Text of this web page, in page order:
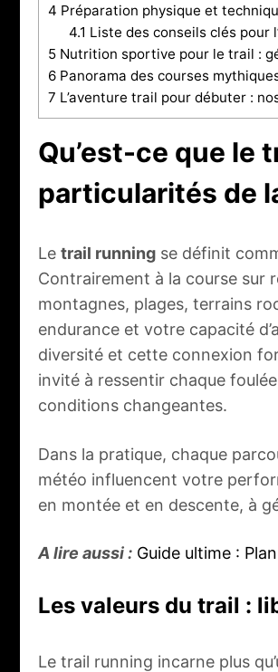
4 Préparation physique et
4.1 Liste des conseils clés pour
5 Nutrition sportive pour le trail :
6 Panorama des courses
7 L’aventure trail pour débuter :
Qu’est-ce que le
particularités de
Le trail running se définit
Contrairement à la course sur
montagnes, plages, terrains
endurance et votre capacité
diversité et cette connexion
invité à ressentir chaque
conditions changeantes.
Dans la pratique, chaque
météo influencent votre
en montée et en descente, à
A lire aussi : Guide ultime :
Les valeurs du trail :
Le trail running incarne plus